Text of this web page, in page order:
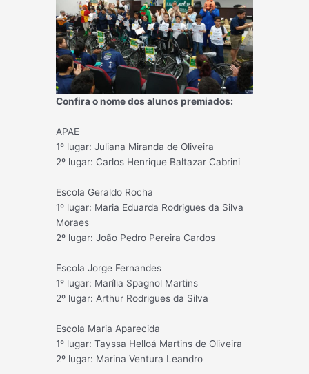
Confira o nome dos alunos premiados:
APAE
1º lugar: Juliana Miranda de Oliveira
2º lugar: Carlos Henrique Baltazar Cabrini
Escola Geraldo Rocha
1º lugar: Maria Eduarda Rodrigues da Silva
Moraes
2º lugar: João Pedro Pereira Cardos
Escola Jorge Fernandes
1º lugar: Marília Spagnol Martins
2º lugar: Arthur Rodrigues da Silva
Escola Maria Aparecida
1º lugar: Tayssa Helloá Martins de Oliveira
2º lugar: Marina Ventura Leandro